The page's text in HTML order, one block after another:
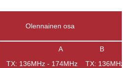
Olennainen osa
A B
TX: 136MHz - 174MHz TX: 136MHz -